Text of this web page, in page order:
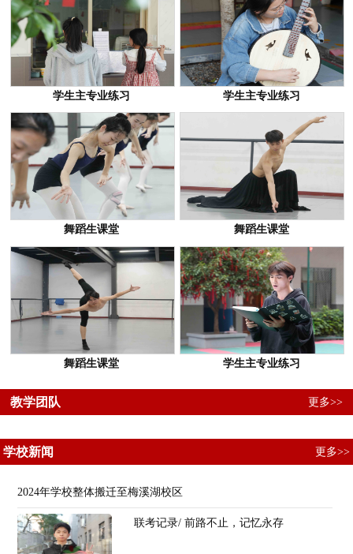
学生主专业练习 学生主专业练习
舞蹈生课堂 舞蹈生课堂
舞蹈生课堂 学生主专业练习
教学团队 更多>>
学校新闻 更多>>
2024年学校整体搬迁至梅溪湖校区
联考记录/ 前路不止，记忆永存